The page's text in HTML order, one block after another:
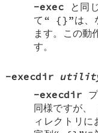
-execと同
て“ {}”は、
ます。この動
す。
-execdir
-execdirプ
同様ですが、
ィレクトリ